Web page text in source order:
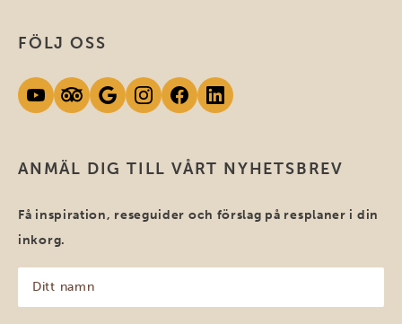
ANMÄL DIG TILL VÅRT NYHETSBREV
Få inspiration, reseguider och förslag på resplaner i din
inkorg.
namn
(Obligatoriskt)
FÖLJ OSS